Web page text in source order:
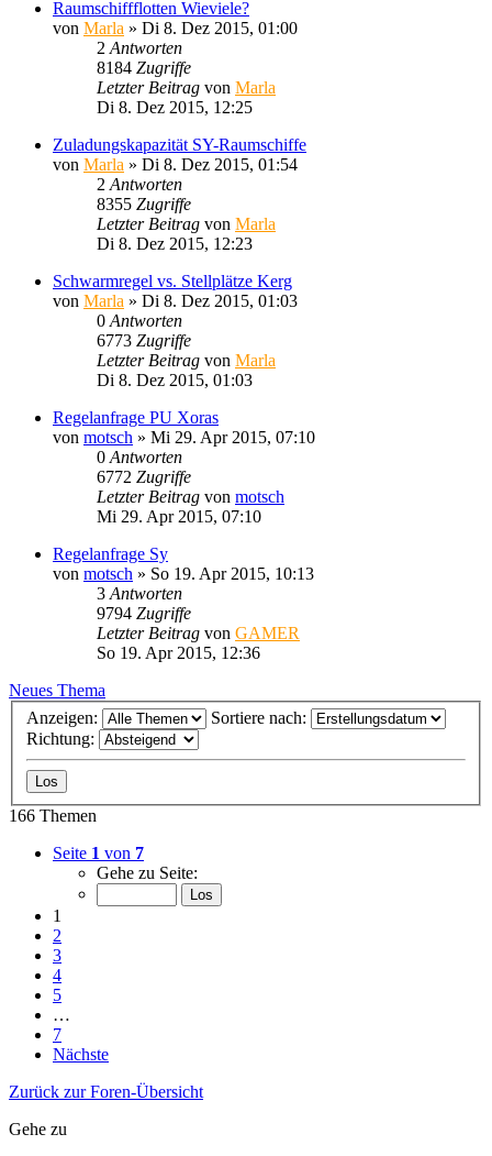
Raumschiffflotten Wieviele?
von Marla » Di 8. Dez 2015, 01:00
2 Antworten
8184 Zugriffe
Letzter Beitrag von Marla
Di 8. Dez 2015, 12:25
Zuladungskapazität SY-Raumschiffe
von Marla » Di 8. Dez 2015, 01:54
2 Antworten
8355 Zugriffe
Letzter Beitrag von Marla
Di 8. Dez 2015, 12:23
Schwarmregel vs. Stellplätze Kerg
von Marla » Di 8. Dez 2015, 01:03
0 Antworten
6773 Zugriffe
Letzter Beitrag von Marla
Di 8. Dez 2015, 01:03
Regelanfrage PU Xoras
von motsch » Mi 29. Apr 2015, 07:10
0 Antworten
6772 Zugriffe
Letzter Beitrag von motsch
Mi 29. Apr 2015, 07:10
Regelanfrage Sy
von motsch » So 19. Apr 2015, 10:13
3 Antworten
9794 Zugriffe
Letzter Beitrag von GAMER
So 19. Apr 2015, 12:36
Neues Thema
Anzeigen:
Sortiere nach:
Richtung:
166 Themen
Seite 1 von 7
Gehe zu Seite:
1
2
3
4
5
…
7
Nächste
Zurück zur Foren-Übersicht
Gehe zu